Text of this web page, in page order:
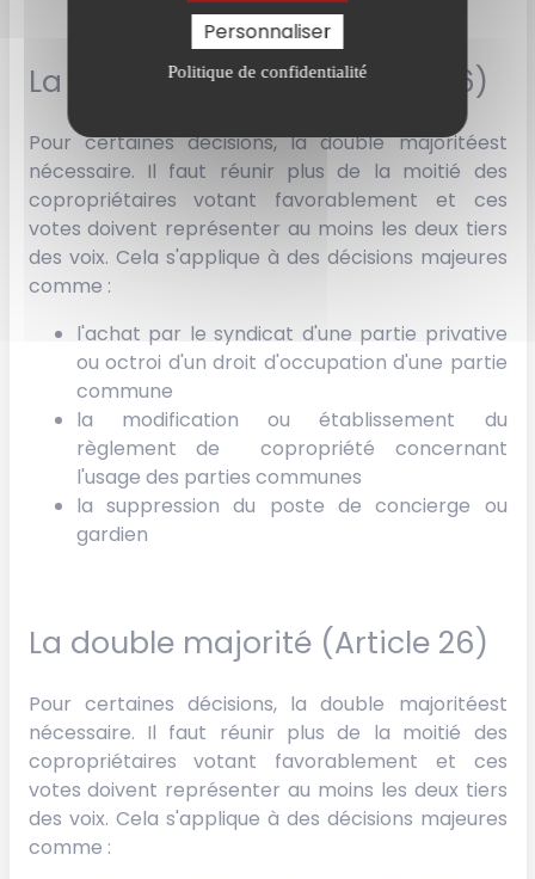
La double majorité (Article 26)
Pour certaines décisions, la double majoritéest
nécessaire. Il faut réunir plus de la moitié des
copropriétaires votant favorablement et ces
votes doivent représenter au moins les deux tiers
des voix. Cela s'applique à des décisions majeures
comme :
l'achat par le syndicat d'une partie privative
ou octroi d'un droit d'occupation d'une partie
commune
la modification ou établissement du
règlement de copropriété concernant
l'usage des parties communes
la suppression du poste de concierge ou
gardien
La double majorité (Article 26)
Pour certaines décisions, la double majoritéest
nécessaire. Il faut réunir plus de la moitié des
copropriétaires votant favorablement et ces
votes doivent représenter au moins les deux tiers
des voix. Cela s'applique à des décisions majeures
comme :
Personnaliser
Politique de confidentialité